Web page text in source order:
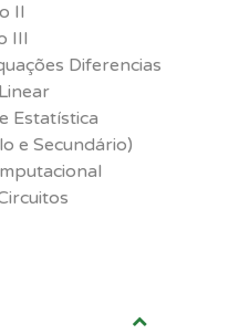
II
III
Diferencias
Estatística
e Secundário)